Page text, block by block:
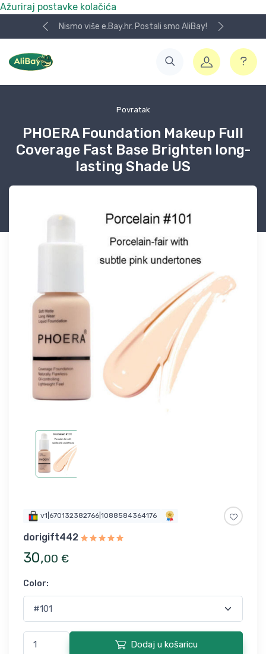
Ažuriraj postavke kolačića
Nismo više e.Bay.hr. Postali smo AliBay!
Povratak
PHOERA Foundation Makeup Full
Coverage Fast Base Brighten long-
lasting Shade US
v1|670132382766|1088584364176
dorigift442
30,00 €
Color:
Dodaj u košaricu